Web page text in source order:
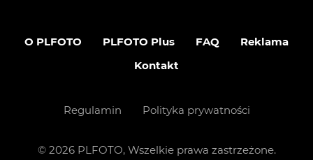
O PLFOTO PLFOTO Plus FAQ
Reklama
Kontakt
Regulamin Polityka prywatności
© 2026PLFOTO, Wszelkie prawa zastrzeżone.